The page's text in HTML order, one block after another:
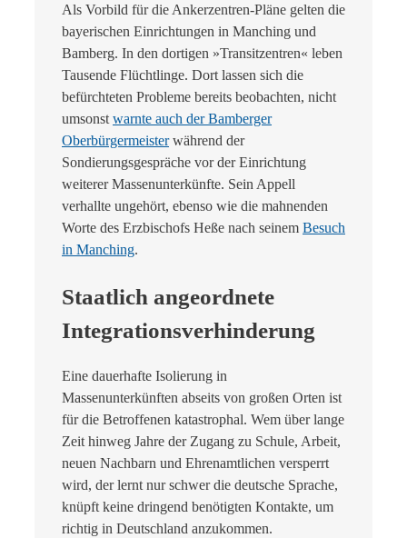
Als Vorbild für die Ankerzentren-Pläne gelten die
bayerischen Einrichtungen in Manching und
Bamberg. In den dortigen »Transitzentren« leben
Tausende Flüchtlinge. Dort lassen sich die
befürchteten Probleme bereits beobachten, nicht
umsonst warnte auch der Bamberger
Oberbürgermeisterwährend der
Sondierungsgespräche vor der Einrichtung
weiterer Massenunterkünfte. Sein Appell
verhallte ungehört, ebenso wie die mahnenden
Worte des Erzbischofs Heße nach seinem Besuch
in Manching.
Staatlich angeordnete
Integrationsverhinderung
Eine dauerhafte Isolierung in
Massenunterkünften abseits von großen Orten ist
für die Betroffenen katastrophal. Wem über lange
Zeit hinweg Jahre der Zugang zu Schule, Arbeit,
neuen Nachbarn und Ehrenamtlichen versperrt
wird, der lernt nur schwer die deutsche Sprache,
knüpft keine dringend benötigten Kontakte, um
richtig in Deutschland anzukommen.